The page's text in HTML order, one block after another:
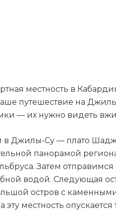
местность в
путешествие на
— их нужно видеть
Джилы-Су — плато
панорамой
Затем
водой. Следующая
остров с
местность